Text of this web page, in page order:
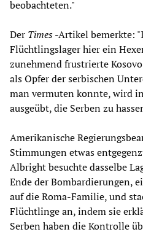
beobachteten."
Der Times-Artikel bemerkte:
Flüchtlingslager hier ein
zunehmend frustrierte
als Opfer der serbischen
man vermuten konnte, wird
ausgeübt, die Serben zu
Amerikanische
Stimmungen etwas
Albright besuchte dasselbe
Ende der Bombardierungen,
auf die Roma-Familie, und
Flüchtlinge an, indem sie
Serben haben die Kontrolle